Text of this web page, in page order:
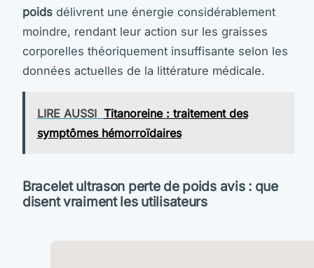
poids délivrent une énergie considérablement
moindre, rendant leur action sur les graisses
corporelles théoriquement insuffisante selon les
données actuelles de la littérature médicale.
LIRE AUSSI Titanoreine : traitement des
symptômes hémorroïdaires
Bracelet ultrason perte de poids avis : que
disent vraiment les utilisateurs